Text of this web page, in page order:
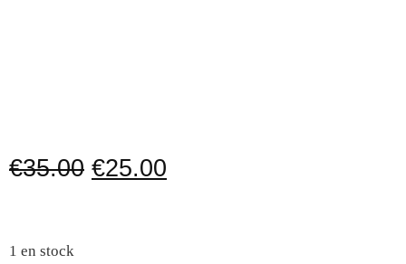
€35.00 €25.00
1 en stock